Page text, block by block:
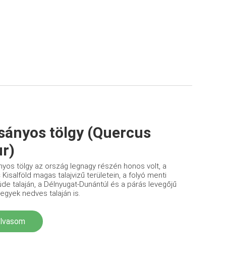
tölgy (Quercus
tölgy az ország legnagy részén honos volt, a
Kisalföld magas talajvizű területein, a folyó menti
talaján, a Délnyugat-Dunántúl és a párás levegőjű
nedves talaján is.